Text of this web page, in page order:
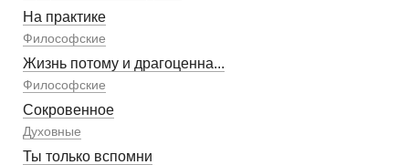
На практике
Философские
Жизнь потому и драгоценна...
Философские
Сокровенное
Духовные
Ты только вспомни